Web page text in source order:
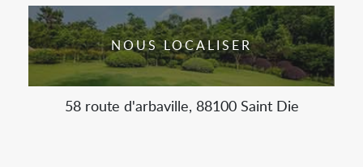
NOUS LOCALISER
58 route d'arbaville, 88100 Saint Die